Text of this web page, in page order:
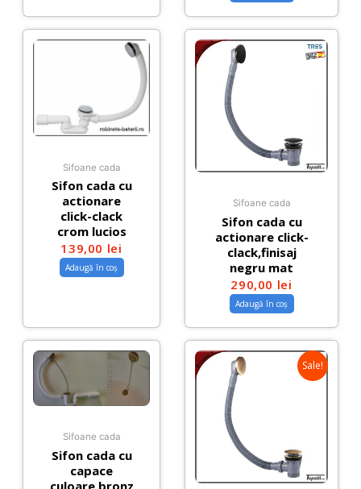
Sifoane cada
Sifon cada cu
actionare
click-clack
crom lucios
139,00 lei
Adaugă în coș
Sifoane cada
Sifon cada cu
actionare click-
clack,finisaj
negru mat
290,00 lei
Adaugă în coș
Sifoane cada
Sifon cada cu
capace
culoare bronz
Sale!